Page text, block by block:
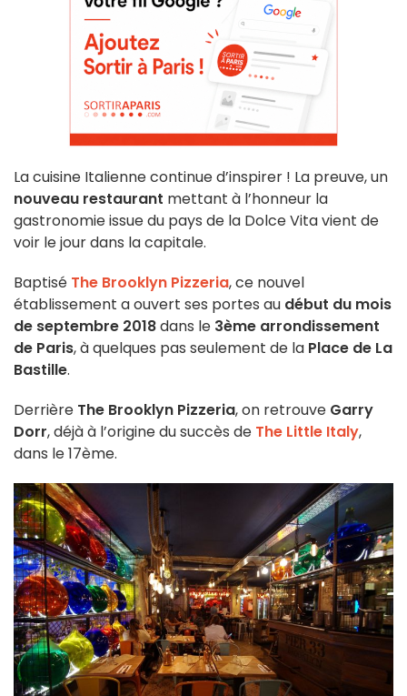
La cuisine Italienne continue d’inspirer ! La preuve, un
nouveau restaurant mettant à l’honneur la
gastronomie issue du pays de la Dolce Vita vient de
voir le jour dans la capitale.
Baptisé The Brooklyn Pizzeria, ce nouvel
établissement a ouvert ses portes au début du mois
de septembre 2018dans le 3ème arrondissement
de Paris, à quelques pas seulement de la Place de La
Bastille.
Derrière The Brooklyn Pizzeria, on retrouve Garry
Dorr, déjà à l’origine du succès de The Little Italy,
dans le 17ème.